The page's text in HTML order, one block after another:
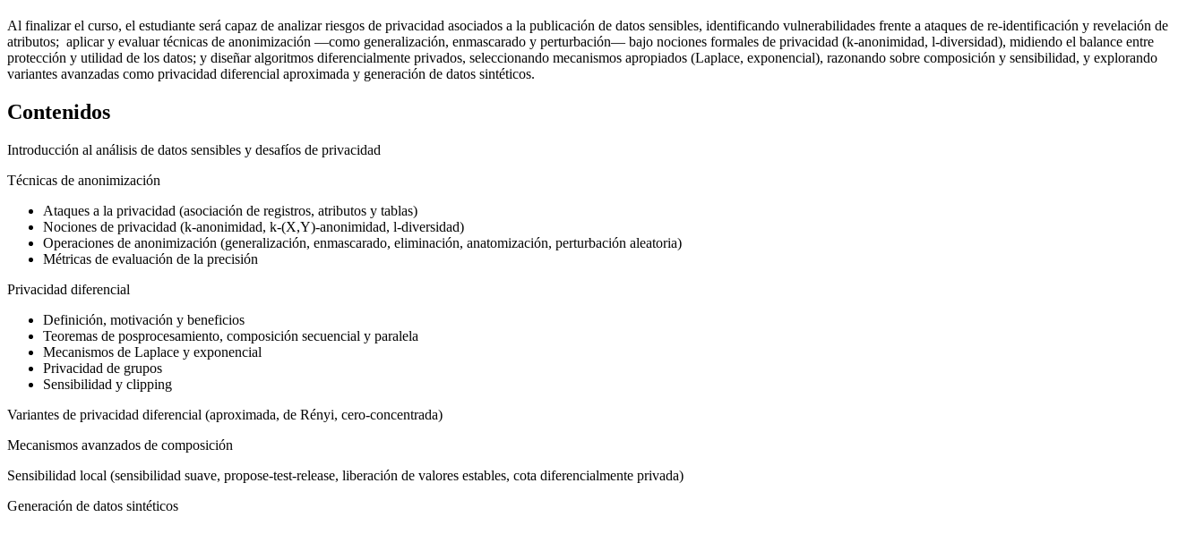
Al finalizar el curso, el estudiante será capaz de analizar riesgos de privacidad asociados a la publicación de datos sensibles, identificando vulnerabilidades frente a ataques de re-identificación y revelación de
atributos; aplicar y evaluar técnicas de anonimización —como generalización, enmascarado y perturbación— bajo nociones formales de privacidad (k-anonimidad, l-diversidad), midiendo el balance entre
protección y utilidad de los datos; y diseñar algoritmos diferencialmente privados, seleccionando mecanismos apropiados (Laplace, exponencial), razonando sobre composición y sensibilidad, y explorando
variantes avanzadas como privacidad diferencial aproximada y generación de datos sintéticos.
Contenidos
Introducción al análisis de datos sensibles y desafíos de privacidad
Técnicas de anonimización
Ataques a la privacidad (asociación de registros, atributos y tablas)
Nociones de privacidad (k-anonimidad, k-(X,Y)-anonimidad, l-diversidad)
Operaciones de anonimización (generalización, enmascarado, eliminación, anatomización, perturbación aleatoria)
Métricas de evaluación de la precisión
Privacidad diferencial
Definición, motivación y beneficios
Teoremas de posprocesamiento, composición secuencial y paralela
Mecanismos de Laplace y exponencial
Privacidad de grupos
Sensibilidad y clipping
Variantes de privacidad diferencial (aproximada, de Rényi, cero-concentrada)
Mecanismos avanzados de composición
Sensibilidad local (sensibilidad suave, propose-test-release, liberación de valores estables, cota diferencialmente privada)
Generación de datos sintéticos